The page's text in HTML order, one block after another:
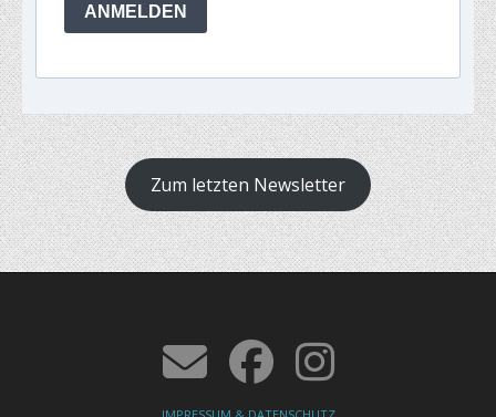
ANMELDEN
Zum letzten Newsletter